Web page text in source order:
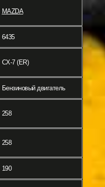
MAZDA
6435
CX-7 (ER)
Бензиновый двигатель
258
258
190